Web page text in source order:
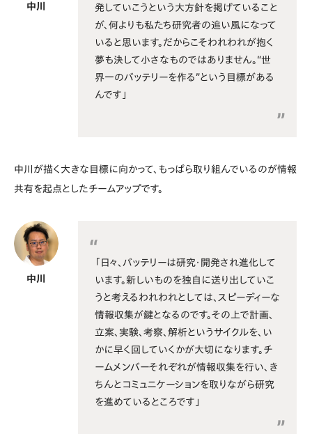
中川
発していこうという大方針を掲げていること
が、何よりも私たち研究者の追い風になって
いると思います。だからこそわれわれが抱く
夢も決して小さなものではありません。“世
界一のバッテリーを作る”という目標がある
んです」
中川が描く大きな目標に向かって、もっぱら取り組んでいるのが情報
共有を起点としたチームアップです。
中川
「日々、バッテリーは研究・開発され進化して
います。新しいものを独自に送り出していこ
うと考えるわれわれとしては、スピーディーな
情報収集が鍵となるのです。その上で計画、
立案、実験、考察、解析というサイクルを、い
かに早く回していくかが大切になります。チ
ームメンバーそれぞれが情報収集を行い、き
ちんとコミュニケーションを取りながら研究
を進めているところです」